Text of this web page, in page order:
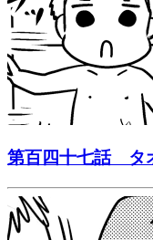
第百四十七話 タ